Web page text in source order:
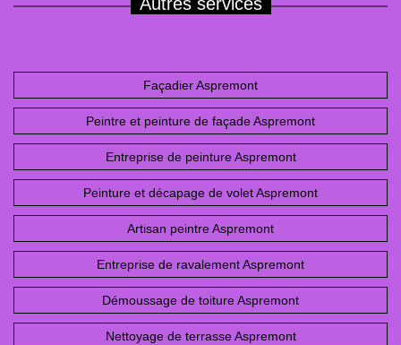
Façadier Aspremont
Peintre et peinture de façade Aspremont
Entreprise de peinture Aspremont
Peinture et décapage de volet Aspremont
Artisan peintre Aspremont
Entreprise de ravalement Aspremont
Démoussage de toiture Aspremont
Nettoyage de terrasse Aspremont